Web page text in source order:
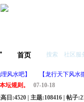
首页 搜索 社区服
风水吧】
【龙行天下风水
坛规则。
07-10-18
日:4520 | 主题:108416 | 帖子